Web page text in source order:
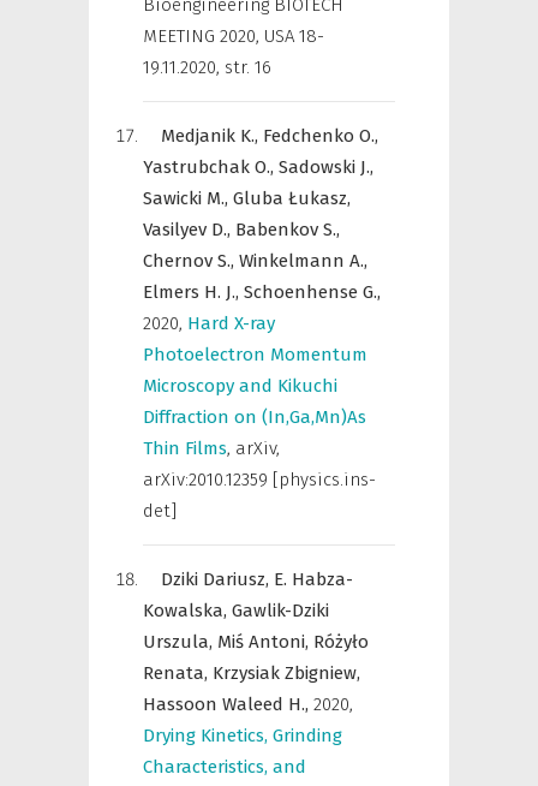
Bioengineering BIOTECH
MEETING 2020, USA 18-
19.11.2020, str. 16
Medjanik K., Fedchenko O.,
Yastrubchak O., Sadowski J.,
Sawicki M., Gluba Łukasz,
Vasilyev D., Babenkov S.,
Chernov S., Winkelmann A.,
Elmers H. J., Schoenhense G.,
2020, Hard X-ray
Photoelectron Momentum
Microscopy and Kikuchi
Diffraction on (In,Ga,Mn)As
Thin Films, arXiv,
arXiv:2010.12359 [physics.ins-
det]
Dziki Dariusz, E. Habza-
Kowalska, Gawlik-Dziki
Urszula, Miś Antoni, Różyło
Renata, Krzysiak Zbigniew,
Hassoon Waleed H., 2020,
Drying Kinetics, Grinding
Characteristics, and